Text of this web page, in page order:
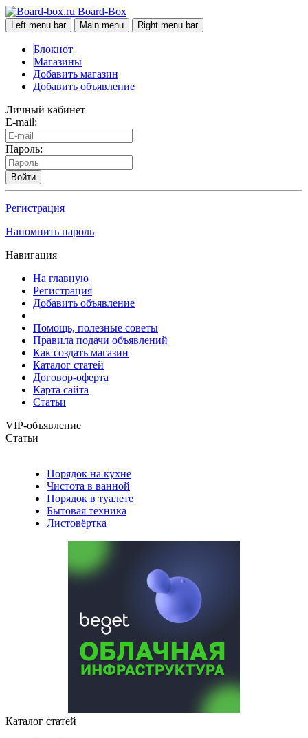
Board-Box
Left menu bar Main menu Right menu bar
Блокнот
Магазины
Добавить магазин
Добавить объявление
Личный кабинет
E-mail:
Пароль:
Войти
Регистрация
Напомнить пароль
Навигация
На главную
Регистрация
Добавить объявление
Помощь, полезные советы
Правила подачи объявлений
Как создать магазин
Каталог статей
Договор-оферта
Карта сайта
Статьи
VIP-объявление
Статьи
Порядок на кухне
Чистота в ванной
Порядок в туалете
Бытовая техника
Листовёртка
Каталог статей